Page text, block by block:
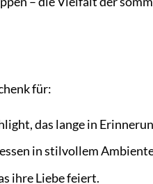
für:
das lange in
in stilvollem
ihre Liebe feiert.